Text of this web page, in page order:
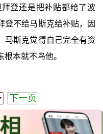
登还是把补贴都给了波
登不给马斯克给补贴，因
马斯克觉得自己完全有资
本就不鸟他。
下一页